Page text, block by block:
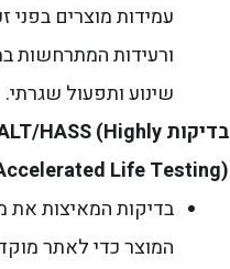
עמידות מוצרים בפני
ורעידות המתרחשות
שינוע ותפעול שגרתי.
בדיקותHASS (Highly
Life Testing)
בדיקות המאיצות את
המוצר כדי לאתר